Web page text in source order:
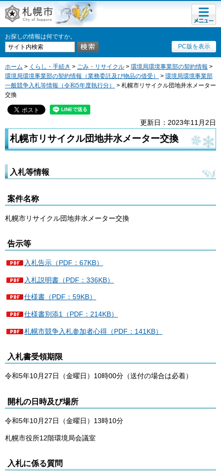
札幌市
お探しの情報は何ですか。
PC版を表示
メニュ
ー
ホーム > くらし・手続き > ごみ・リサイクル > 環境局環境事業部の契約情報 >
環境局環境事業部の契約情報（業務委託及び物品の借受）
> 環境局環境事業部
一般競争入札等情報（令和5年度執行分）
> 札幌市リサイクル団地井水メーター
交換
更新日：2023年11月2日
札幌市リサイクル団地井水メーター交換
入札等情報
案件名称
札幌市リサイクル団地井水メーター交換
告示等
入札告示（PDF：67KB）
入札説明書（PDF：336KB）
仕様書（PDF：59KB）
仕様書別添1（PDF：214KB）
札幌市競争入札参加者心得（PDF：141KB）
入札書受領期限
令和5年10月27日（金曜日）10時00分（送付の場合は必着）
開札の日時及び場所
令和5年10月27日（金曜日）13時10分
札幌市役所12階環境局会議室
入札に係る質問